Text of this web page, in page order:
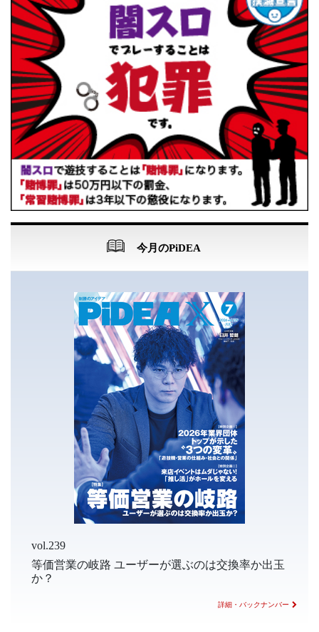
今月のPiDEA
vol.239
等価営業の岐路 ユーザーが選ぶのは交換率か出玉
か？
詳細・バックナンバー